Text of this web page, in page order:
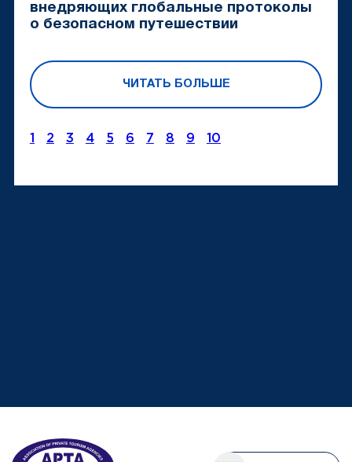
внедряющих глобальные протоколы
о безопасном путешествии
ЧИТАТЬ БОЛЬШЕ
1 2 3 4 5 6 7 8 9 10